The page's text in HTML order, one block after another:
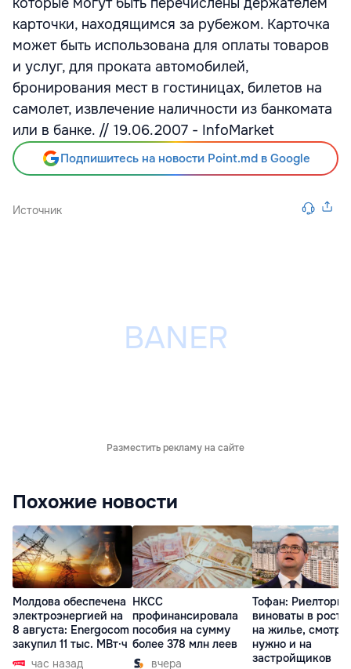
карточки, находящимся за рубежом. Карточка
может быть использована для оплаты товаров
и услуг, для проката автомобилей,
бронирования мест в гостиницах, билетов на
самолет, извлечение наличности из банкомата
или в банке. // 19.06.2007 - InfoMarket
Подпишитесь на новости Point.md в Google
Источник
Разместить рекламу на сайте
Похожие новости
Молдова обеспечена
электроэнергией на
8 августа: Energocom
закупил 11 тыс. МВт·ч
час назад
НКСС
профинансировала
пособия на сумму
более 378 млн леев
вчера
Тофан: Риелторы
виноваты в росте
на жилье,
нужно и на
застройщиков